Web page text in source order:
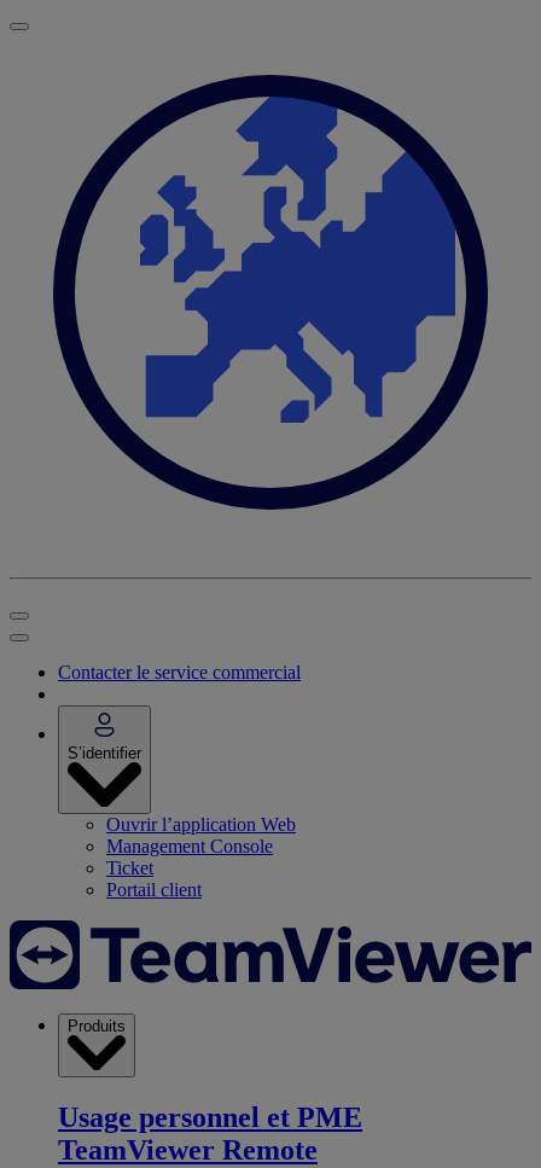
Contacter le service commercial
S’identifier
Ouvrir l’application Web
Management Console
Ticket
Portail client
Produits
Usage personnel et PME
TeamViewer Remote